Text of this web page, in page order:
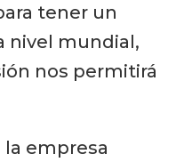
tener un
nivel mundial,
nos permitirá
la empresa